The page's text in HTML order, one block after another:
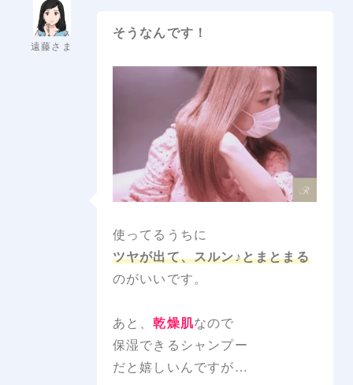
遠藤さま
そうなんです！
使ってるうちに
ツヤが出て、スルン♪とまとまる
のがいいです。
あと、乾燥肌なので
保湿できるシャンプー
だと嬉しいんですが…